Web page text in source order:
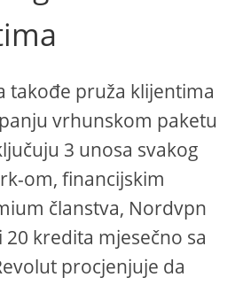
takođe pruža klijentima
vrhunskom paketu
3 unosa svakog
om, financijskim
članstva, Nordvpn
kredita mjesečno sa
procjenjuje da